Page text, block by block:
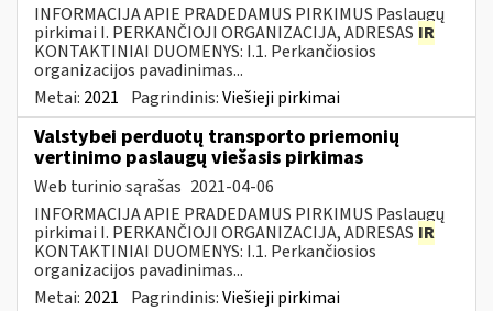
INFORMACIJA APIE PRADEDAMUS PIRKIMUS Paslaugų
pirkimai I. PERKANČIOJI ORGANIZACIJA, ADRESAS IR
KONTAKTINIAI DUOMENYS: I.1. Perkančiosios
organizacijos pavadinimas...
Metai: 2021 Pagrindinis:Viešieji pirkimai
Valstybei perduotų transporto priemonių
vertinimo paslaugų viešasis pirkimas
Web turinio sąrašas 2021-04-06
INFORMACIJA APIE PRADEDAMUS PIRKIMUS Paslaugų
pirkimai I. PERKANČIOJI ORGANIZACIJA, ADRESAS IR
KONTAKTINIAI DUOMENYS: I.1. Perkančiosios
organizacijos pavadinimas...
Metai: 2021 Pagrindinis:Viešieji pirkimai